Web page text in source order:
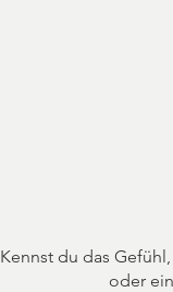
Kennst du das
oder